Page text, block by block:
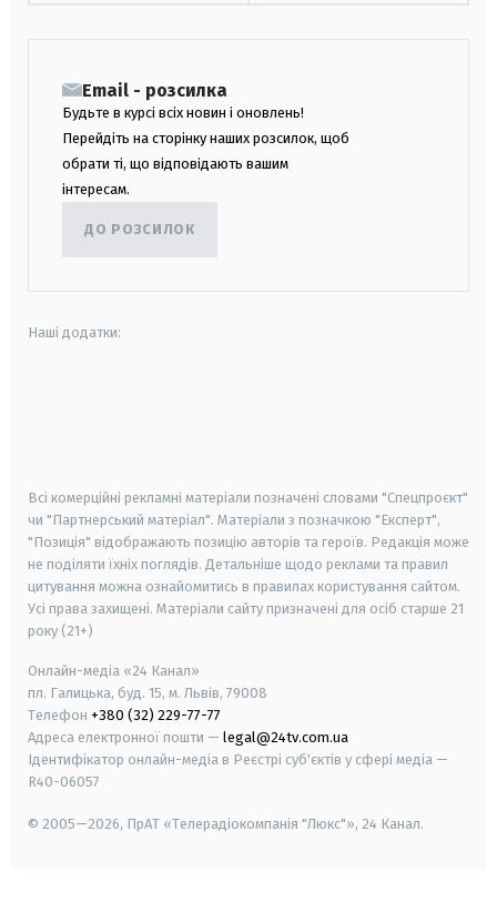
Email - розсилка
Будьте в курсі всіх новин і оновлень!
Перейдіть на сторінку наших розсилок, щоб
обрати ті, що відповідають вашим
інтересам.
ДО РОЗСИЛОК
Наші додатки:
Всі комерційні рекламні матеріали позначені словами "Спецпроєкт"
чи "Партнерський матеріал". Матеріали з позначкою "Експерт",
"Позиція" відображають позицію авторів та героїв. Редакція може
не поділяти їхніх поглядів. Детальніше щодо реклами та правил
цитування можна ознайомитись в правилах користування сайтом.
Усі права захищені. Матеріали сайту призначені для осіб старше 21
року (21+)
Онлайн-медіа «24 Канал»
пл. Галицька, буд. 15, м. Львів, 79008
Телефон +380 (32) 229-77-77
Адреса електронної пошти — legal@24tv.com.ua
Ідентифікатор онлайн-медіа в Реєстрі суб'єктів у сфері медіа —
R40-06057
© 2005—2026, ПрАТ «Телерадіокомпанія "Люкс"», 24 Канал.